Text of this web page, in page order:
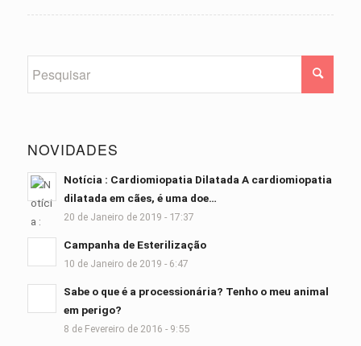
NOVIDADES
Notícia : Cardiomiopatia Dilatada A cardiomiopatia
dilatada em cães, é uma doe…
20 de Janeiro de 2019 - 17:37
Campanha de Esterilização
10 de Janeiro de 2019 - 6:47
Sabe o que é a processionária? Tenho o meu animal
em perigo?
8 de Fevereiro de 2016 - 9:55